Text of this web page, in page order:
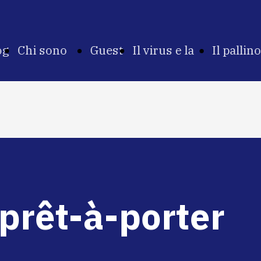
Chi sono
sono
Guest Il virus e la Il pallino
parità
à-porter